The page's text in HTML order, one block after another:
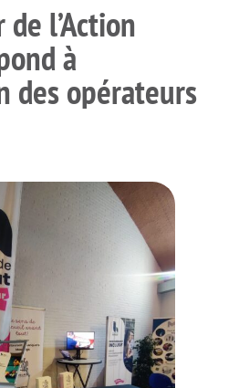
l’Action
à
des opérateurs